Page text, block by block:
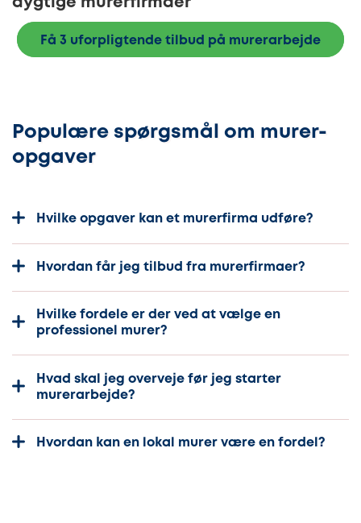
Få 3 uforpligtende tilbud på murerarbejde
Populære spørgsmål om murer-
opgaver
Hvilke opgaver kan et murerfirma udføre?
Hvordan får jeg tilbud fra murerfirmaer?
Hvilke fordele er der ved at vælge en
professionel murer?
Hvad skal jeg overveje før jeg starter
murerarbejde?
Hvordan kan en lokal murer være en fordel?